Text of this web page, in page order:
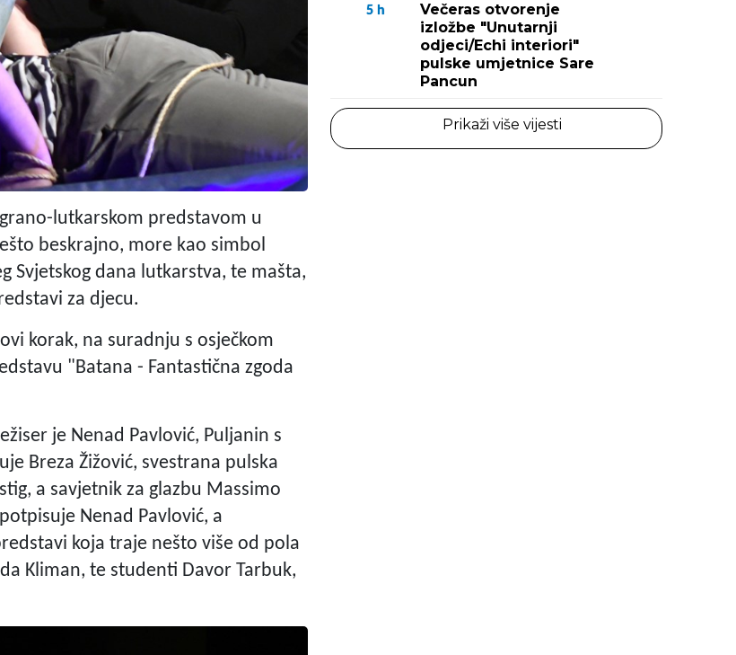
lutkarskom predstavom u
beskrajno, more kao simbol
Svjetskog dana lutkarstva, te mašta,
za djecu.
korak, na suradnju s osječkom
"Batana - Fantastična zgoda
je Nenad Pavlović, Puljanin s
Breza Žižović, svestrana pulska
a savjetnik za glazbu Massimo
Nenad Pavlović, a
koja traje nešto više od pola
Kliman, te studenti Davor Tarbuk,
5 h
Večeras otvorenje
izložbe "Unutarnji
odjeci/Echi interiori"
pulske umjetnice Sare
Pancun
Prikaži više vijesti